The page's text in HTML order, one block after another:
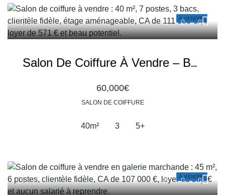
À VENDRE
Salon De Coiffure À Vendre – Belle Opportunité Avec Potentiel De Développement
60,000€
SALON DE COIFFURE
40m² 3 5+
À VENDRE